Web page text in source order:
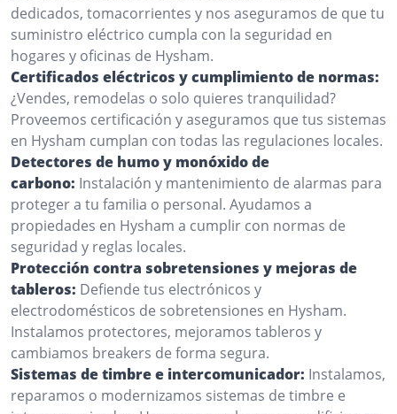
dedicados, tomacorrientes y nos aseguramos de que tu
suministro eléctrico cumpla con la seguridad en
hogares y oficinas de Hysham.
Certificados eléctricos y cumplimiento de normas:
¿Vendes, remodelas o solo quieres tranquilidad?
Proveemos certificación y aseguramos que tus sistemas
en Hysham cumplan con todas las regulaciones locales.
Detectores de humo y monóxido de
carbono: Instalación y mantenimiento de alarmas para
proteger a tu familia o personal. Ayudamos a
propiedades en Hysham a cumplir con normas de
seguridad y reglas locales.
Protección contra sobretensiones y mejoras de
tableros: Defiende tus electrónicos y
electrodomésticos de sobretensiones en Hysham.
Instalamos protectores, mejoramos tableros y
cambiamos breakers de forma segura.
Sistemas de timbre e intercomunicador: Instalamos,
reparamos o modernizamos sistemas de timbre e